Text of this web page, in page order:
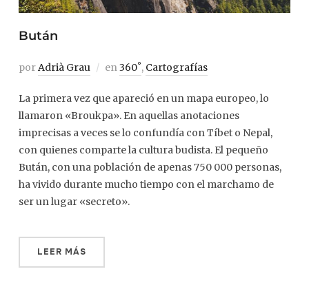
Bután
porAdrià Grau en360˚, Cartografías
La primera vez que apareció en un mapa europeo, lo
llamaron «Broukpa». En aquellas anotaciones
imprecisas a veces se lo confundía con Tíbet o Nepal,
con quienes comparte la cultura budista. El pequeño
Bután, con una población de apenas 750 000 personas,
ha vivido durante mucho tiempo con el marchamo de
ser un lugar «secreto».
LEER MÁS